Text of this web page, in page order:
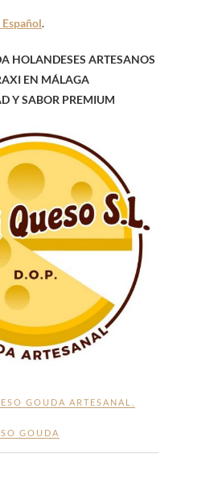
Español.
HOLANDESES ARTESANOS
EN MÁLAGA
Y SABOR PREMIUM
GOUDA ARTESANAL
GOUDA